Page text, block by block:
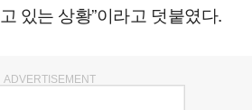
있는 상황”이라고 덧붙였다.
ADVERTISEMENT